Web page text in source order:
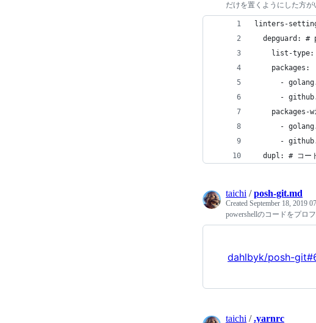
だけを置くようにした方が
linters-
depguard: #
list-type:
    packages:
-
-
packages-
-
-
dupl: # コー
taichi /posh-git.md
Created September 18, 2019
powershellのコードをプロ
dahlbyk/posh-
taichi /.yarnrc